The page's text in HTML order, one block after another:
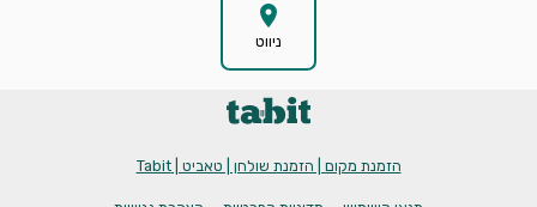
location_on
ניווט
הזמנת מקום | הזמנת שולחן | טאביט | Tabit